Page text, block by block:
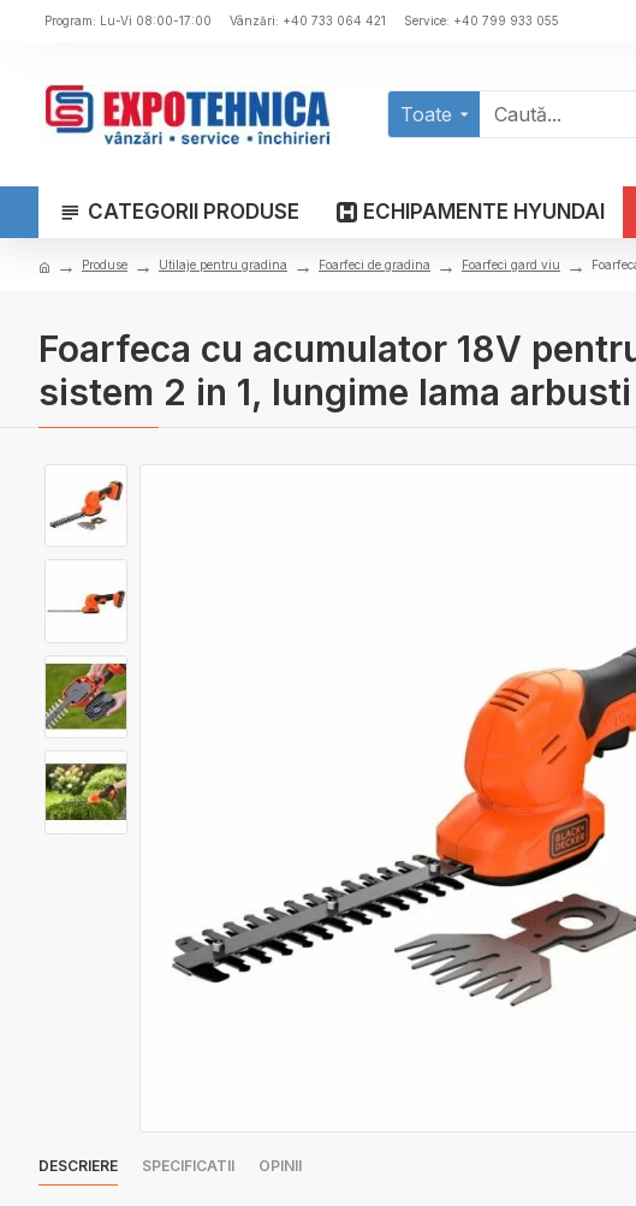
Program: Lu-Vi 08:00-17:00 Vânzări: +40 733 064 421 Service: +40 799 933 055
Toate
CATEGORII PRODUSE ECHIPAMENTE HYUNDAI
Produse Utilaje pentru gradina Foarfeci de gradina Foarfeci gard viu
Foarfeca cu acumulator 18V
sistem 2 in 1, lungime lama
DESCRIERE SPECIFICATII OPINII